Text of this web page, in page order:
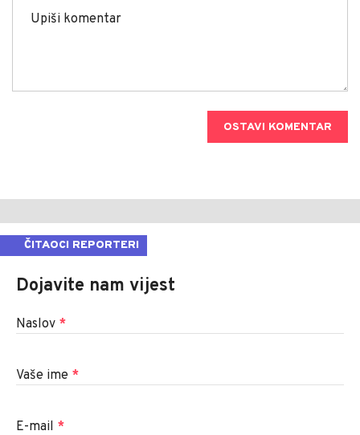
OSTAVI KOMENTAR
ČITAOCI REPORTERI
Dojavite nam vijest
Naslov *
Vaše ime *
E-mail *